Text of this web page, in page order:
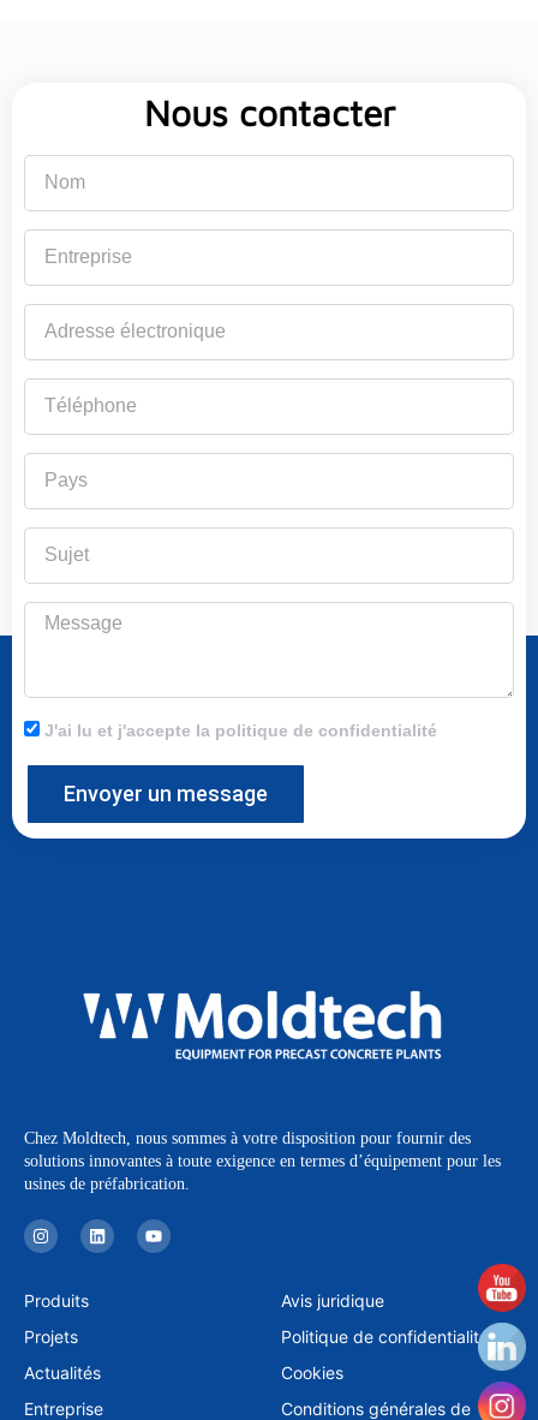
Nous contacter
électronique
Message
J'ai lu et j'accepte la politique de confidentialité
Envoyer un message
Chez Moldtech, nous sommes à votre disposition pour fournir des
solutions innovantes à toute exigence en termes d’équipement pour les
usines de préfabrication.
I
n
s
a
g
a
L
i
n
Y
o
u
Produits
Projets
Actualités
Entreprise
Avis juridique
Politique de confidentialité
Cookies
Conditions générales de